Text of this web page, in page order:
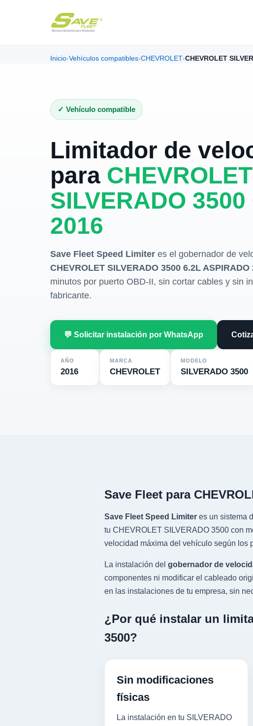
Inicio›Vehículos compatibles›CHEVROLET›CHEVROLET
✓ Vehículo compatible
Limitador de
para CHEVROLET
SILVERADO 3500
2016
Save Fleet Speed Limiter es el gobernador de
CHEVROLET SILVERADO 3500 6.2L ASPIRADO
minutos por puerto OBD-II, sin cortar cables y sin
fabricante.
💬 Solicitar instalación por WhatsApp
AÑO
2016
MARCA
CHEVROLET
MODELO
SILVERADO 3500
Save Fleet para
Save Fleet Speed Limiter es un sistema
tu CHEVROLET SILVERADO 3500 con
velocidad máxima del vehículo según los
La instalación del gobernador de
componentes ni modificar el cableado
en las instalaciones de tu empresa, sin
¿Por qué instalar un
3500?
Sin modificaciones
físicas
La instalación en tu SILVERADO